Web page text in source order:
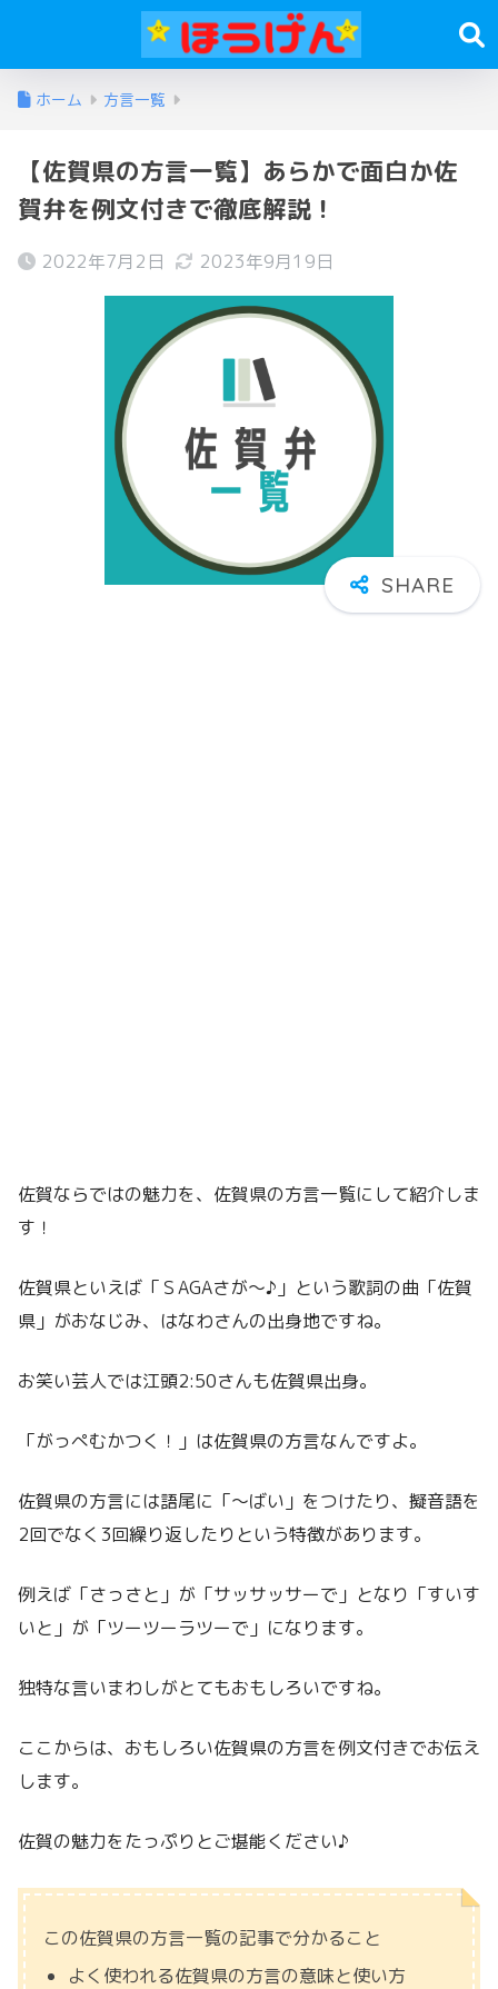
ホーム 方言一覧
【佐賀県の方言一覧】あらかで面白か佐
賀弁を例文付きで徹底解説！
2022年7月2日 2023年9月19日
佐賀ならではの魅力を、佐賀県の方言一覧にして紹介しま
す！
佐賀県といえば「ＳAGAさが～♪」という歌詞の曲「佐賀
県」がおなじみ、はなわさんの出身地ですね。
お笑い芸人では江頭2:50さんも佐賀県出身。
「がっぺむかつく！」は佐賀県の方言なんですよ。
佐賀県の方言には語尾に「～ばい」をつけたり、擬音語を
2回でなく3回繰り返したりという特徴があります。
例えば「さっさと」が「サッサッサーで」となり「すいす
いと」が「ツーツーラツーで」になります。
独特な言いまわしがとてもおもしろいですね。
ここからは、おもしろい佐賀県の方言を例文付きでお伝え
します。
佐賀の魅力をたっぷりとご堪能ください♪
この佐賀県の方言一覧の記事で分かること
よく使われる佐賀県の方言の意味と使い方